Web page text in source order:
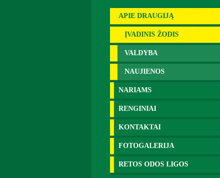
APIE DRAUGIJĄ
ĮVADINIS ŽODIS
VALDYBA
NAUJIENOS
NARIAMS
RENGINIAI
KONTAKTAI
FOTOGALERIJA
RETOS ODOS LIGOS